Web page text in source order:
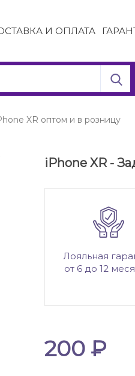
И ОПЛАТА
XR оптом и в розницу
iPhone XR -
Лояльная
от 6 до 12
200 ₽